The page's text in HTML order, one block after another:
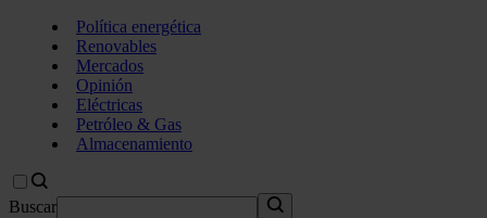
Política energética
Renovables
Mercados
Opinión
Eléctricas
Petróleo & Gas
Almacenamiento
Buscar